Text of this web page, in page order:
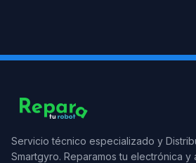
Servicio técnico especializado y
Smartgyro. Reparamos tu electrónica y